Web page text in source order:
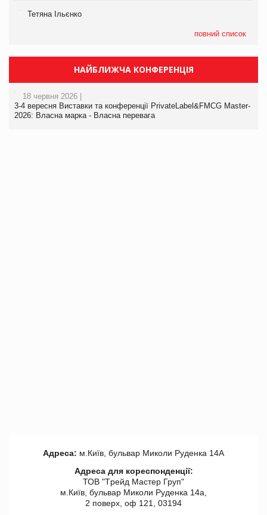
Тетяна Ільєнко
повний список
НАЙБЛИЖЧА КОНФЕРЕНЦІЯ
18 червня 2026 |
3-4 вересня Виставки та конференції PrivateLabel&FMCG Master-
2026: Власна марка - Власна перевага
Адреса: м.Київ, бульвар Миколи Руденка 14А
Адреса для кореспонденції:
ТОВ "Tрейд Мастер Груп"
м.Київ, бульвар Миколи Руденка 14а,
2 поверх, оф 121, 03194